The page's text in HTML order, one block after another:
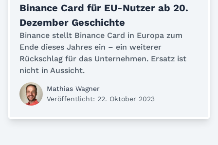
Binance Card für EU-Nutzer ab 20.
Dezember Geschichte
Binance stellt Binance Card in Europa zum
Ende dieses Jahres ein – ein weiterer
Rückschlag für das Unternehmen. Ersatz ist
nicht in Aussicht.
Mathias Wagner
Veröffentlicht: 22. Oktober 2023